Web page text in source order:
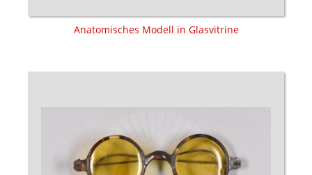
Anatomisches Modell in Glasvitrine